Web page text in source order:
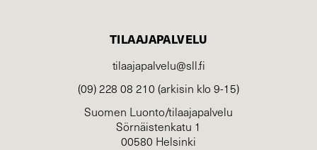
TILAAJAPALVELU
tilaajapalvelu@sll.fi
(09) 228 08 210 (arkisin klo 9-15)
Suomen Luonto/tilaajapalvelu
Sörnäistenkatu 1
00580 Helsinki